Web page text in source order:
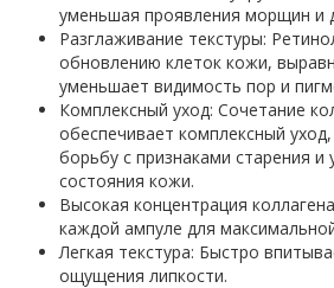
уменьшая проявления морщин и
Разглаживание текстуры:
обновлению клеток кожи,
уменьшает видимость пор и
Комплексный уход: Сочетание
обеспечивает комплексный
борьбу с признаками старения
состояния кожи.
Высокая концентрация
каждой ампуле для
Легкая текстура: Быстро
ощущения липкости.